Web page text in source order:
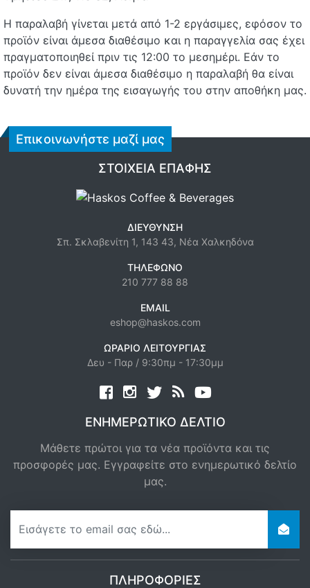
Η παραλαβή γίνεται μετά από 1-2 εργάσιμες, εφόσον το
προϊόν είναι άμεσα διαθέσιμο και η παραγγελία σας έχει
πραγματοποιηθεί πριν τις 12:00 το μεσημέρι. Εάν το
προϊόν δεν είναι άμεσα διαθέσιμο η παραλαβή θα είναι
δυνατή την ημέρα της εισαγωγής του στην αποθήκη μας.
Επικοινωνήστε μαζί μας
ΣΤΟΙΧΕΊΑ ΕΠΑΦΉΣ
ΔΙΕΎΘΥΝΣΗ
Σπ. Σκλαβενίτη 1, 143 43, Νέα Χαλκηδόνα
ΤΗΛΈΦΩΝΟ
210 777 88 88
EMAIL
eshop@haskos.com
ΩΡΆΡΙΟ ΛΕΙΤΟΥΡΓΊΑΣ
Δευ - Παρ / 9:30πμ - 17:30μμ
Facebook twitternews rss
ΕΝΗΜΕΡΩΤΙΚΌ ΔΕΛΤΊΟ
Μάθετε πρώτοι για τα νέα προϊόντα και τις
προσφορές μας. Εγγραφείτε στο ενημερωτικό δελτίο
μας.
ΠΛΗΡΟΦΟΡΊΕΣ